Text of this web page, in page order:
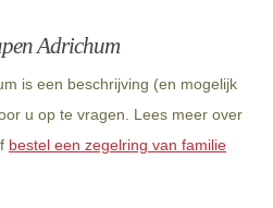
Adrichum
is een beschrijving (en mogelijk
u op te vragen. Lees meer over
bestel een zegelring van familie